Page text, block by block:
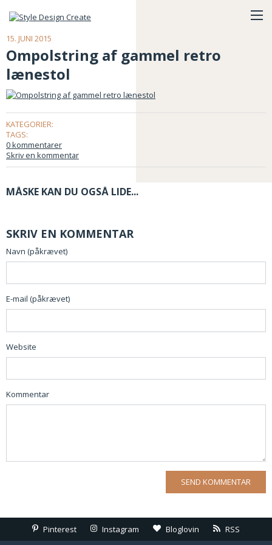
15. JUNI 2015
Ompolstring af gammel retro
lænestol
KATEGORIER:
TAGS:
0 kommentarer
Skriv en kommentar
MÅSKE KAN DU OGSÅ LIDE...
SKRIV EN KOMMENTAR
Navn (påkrævet)
E-mail (påkrævet)
Website
Kommentar
Pinterest Instagram Bloglovin RSS